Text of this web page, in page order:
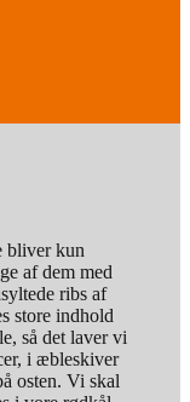
bliver kun
af dem med
ribs af
store indhold
så det laver vi
i æbleskiver
osten. Vi skal